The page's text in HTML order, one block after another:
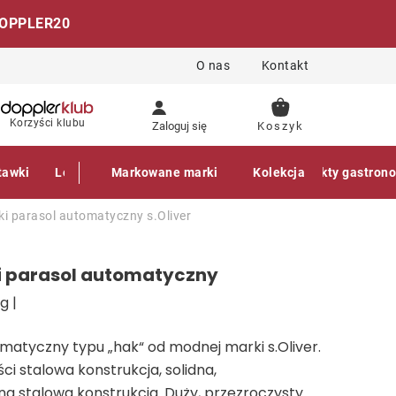
O nas Kontakt
Korzyści klubu Zaloguj się KOSZYK
Leżaki Akcesoria Parasole Produkty
Markowane marki Kolekcja
parasol automatyczny s.Oliver
parasol automatyczny
|
typu „hak“ od modnej marki s.Oliver.
stalowa konstrukcja, solidna,